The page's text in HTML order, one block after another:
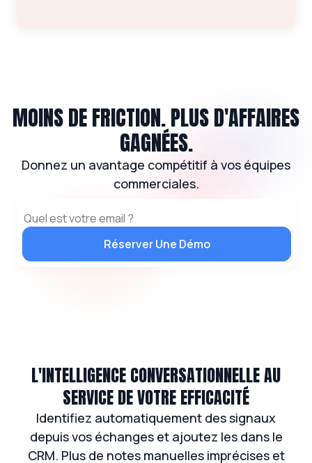
MOINS DE FRICTION. PLUS D'AFFAIRES
GAGNÉES.
Donnez un avantage compétitif à vos équipes
commerciales.
Réserver Une Démo
L'INTELLIGENCE CONVERSATIONNELLE AU
SERVICE DE VOTRE EFFICACITÉ
Identifiez automatiquement des signaux
depuis vos échanges et ajoutez les dans le
CRM. Plus de notes manuelles imprécises et